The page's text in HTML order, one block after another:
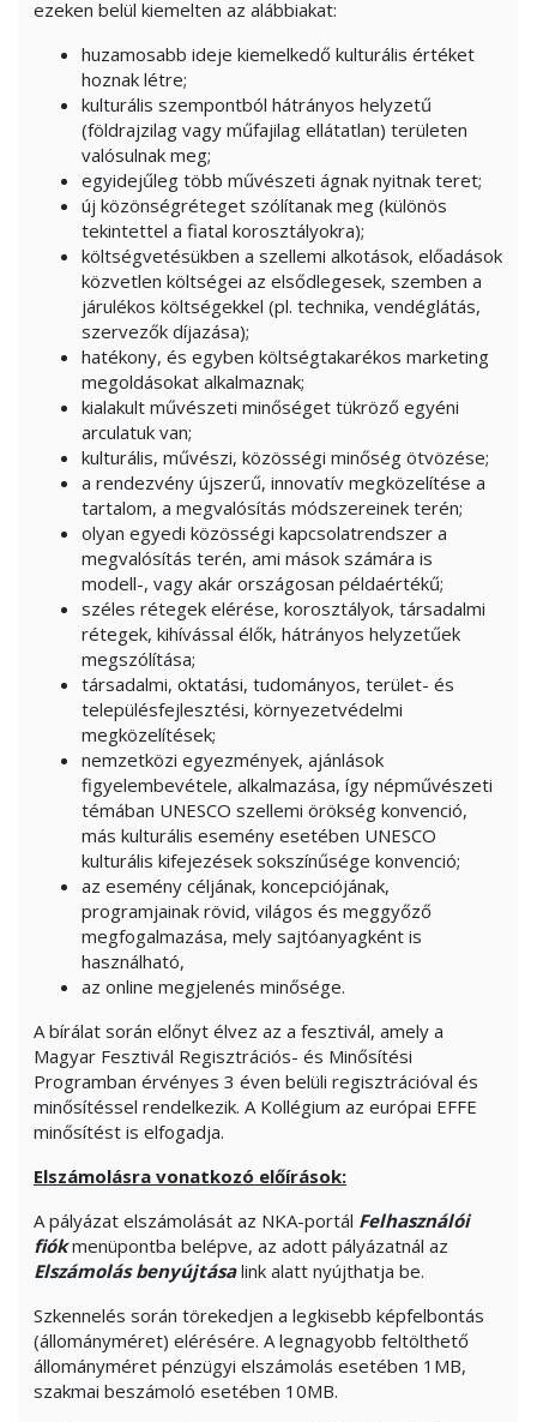
ezeken belül kiemelten az alábbiakat:
huzamosabb ideje kiemelkedő kulturális értéket
hoznak létre;
kulturális szempontból hátrányos helyzetű
(földrajzilag vagy műfajilag ellátatlan) területen
valósulnak meg;
egyidejűleg több művészeti ágnak nyitnak teret;
új közönségréteget szólítanak meg (különös
tekintettel a fiatal korosztályokra);
költségvetésükben a szellemi alkotások, előadások
közvetlen költségei az elsődlegesek, szemben a
járulékos költségekkel (pl. technika, vendéglátás,
szervezők díjazása);
hatékony, és egyben költségtakarékos marketing
megoldásokat alkalmaznak;
kialakult művészeti minőséget tükröző egyéni
arculatuk van;
kulturális, művészi, közösségi minőség ötvözése;
a rendezvény újszerű, innovatív megközelítése a
tartalom, a megvalósítás módszereinek terén;
olyan egyedi közösségi kapcsolatrendszer a
megvalósítás terén, ami mások számára is
modell-, vagy akár országosan példaértékű;
széles rétegek elérése, korosztályok, társadalmi
rétegek, kihívással élők, hátrányos helyzetűek
megszólítása;
társadalmi, oktatási, tudományos, terület- és
településfejlesztési, környezetvédelmi
megközelítések;
nemzetközi egyezmények, ajánlások
figyelembevétele, alkalmazása, így népművészeti
témában UNESCO szellemi örökség konvenció,
más kulturális esemény esetében UNESCO
kulturális kifejezések sokszínűsége konvenció;
az esemény céljának, koncepciójának,
programjainak rövid, világos és meggyőző
megfogalmazása, mely sajtóanyagként is
használható,
az online megjelenés minősége.
A bírálat során előnyt élvez az a fesztivál, amely a
Magyar Fesztivál Regisztrációs- és Minősítési
Programban érvényes 3 éven belüli regisztrációval és
minősítéssel rendelkezik. A Kollégium az európai EFFE
minősítést is elfogadja.
Elszámolásra vonatkozó előírások:
A pályázat elszámolását az NKA-portál Felhasználói
fiókmenüpontba belépve, az adott pályázatnál az
Elszámolás benyújtásalink alatt nyújthatja be.
Szkennelés során törekedjen a legkisebb képfelbontás
(állományméret) elérésére. A legnagyobb feltölthető
állományméret pénzügyi elszámolás esetében 1MB,
szakmai beszámoló esetében 10MB.